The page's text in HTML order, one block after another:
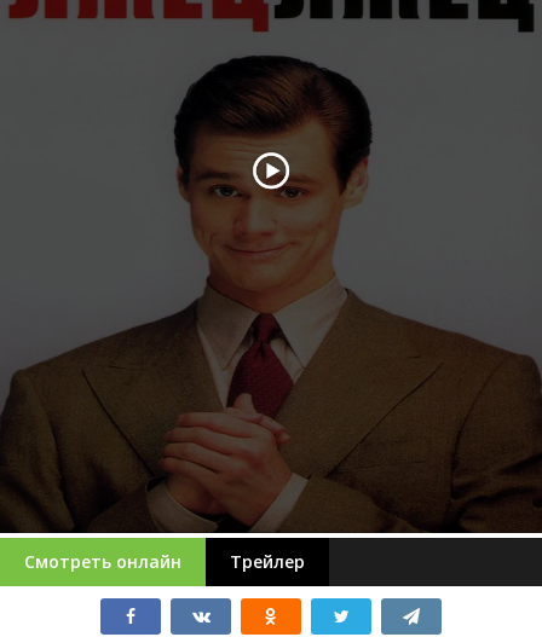
Смотреть онлайн Трейлер